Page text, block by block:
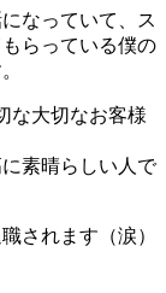
なっていて、ス
らっている僕の
な大切なお客様
素晴らしい人で
されます（涙）